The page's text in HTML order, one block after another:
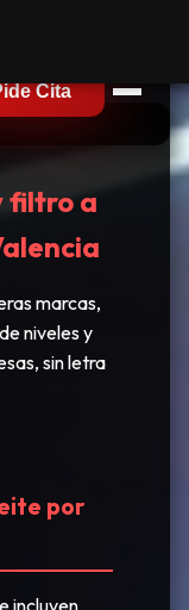
Cita
filtro a
marcas,
niveles y
sin letra
por
incluyen